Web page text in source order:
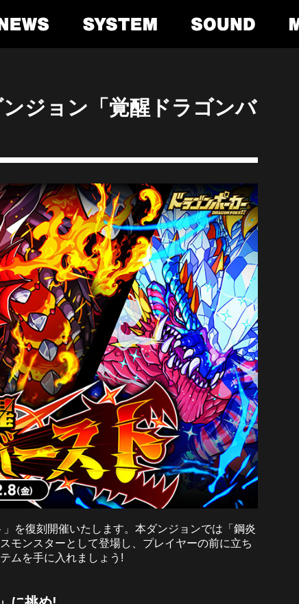
ジョン「覚醒ドラゴンバ
を復刻開催いたします。本ダンジョンでは「鋼炎
モンスターとして登場し、プレイヤーの前に立ち
ムを手に入れましょう!